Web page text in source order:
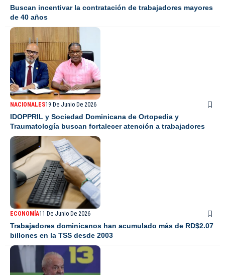
Buscan incentivar la contratación de trabajadores mayores
de 40 años
NACIONALES19 De Junio De 2026
IDOPPRIL y Sociedad Dominicana de Ortopedia y
Traumatología buscan fortalecer atención a trabajadores
ECONOMÍA11 De Junio De 2026
Trabajadores dominicanos han acumulado más de RD$2.07
billones en la TSS desde 2003